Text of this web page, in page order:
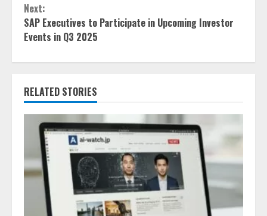
Next:
SAP Executives to Participate in Upcoming Investor
Events in Q3 2025
RELATED STORIES